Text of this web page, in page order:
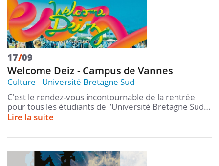
17/09
Welcome Deiz - Campus de Vannes
Culture
Université Bretagne Sud
C'est le rendez-vous incontournable de la rentrée
pour tous les étudiants de l’Université Bretagne Sud…
Lire la suite